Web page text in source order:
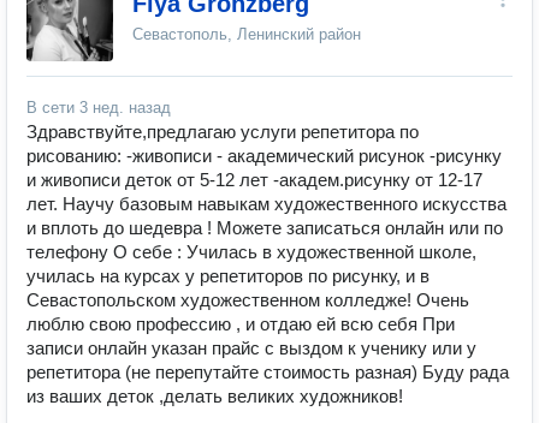
Севастополь, Ленинский район
В сети 3 нед. назад
Здравствуйте,предлагаю услуги репетитора по
рисованию: -живописи - академический рисунок -рисунку
и живописи деток от 5-12 лет -академ.рисунку от 12-17
лет. Научу базовым навыкам художественного искусства
и вплоть до шедевра ! Можете записаться онлайн или по
телефону О себе : Училась в художественной школе,
училась на курсах у репетиторов по рисунку, и в
Севастопольском художественном колледже! Очень
люблю свою профессию , и отдаю ей всю себя При
записи онлайн указан прайс с выздом к ученику или у
репетитора (не перепутайте стоимость разная) Буду рада
из ваших деток ,делать великих художников!